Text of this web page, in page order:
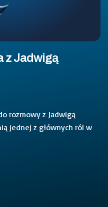
z Jadwigą
rozmowy z Jadwigą
jednej z głównych ról w